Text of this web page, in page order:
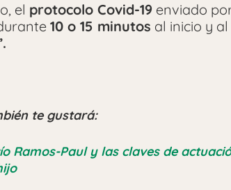
el protocolo Covid-19 enviado
10 o 15 minutos al inicio y
te gustará:
Ramos-Paul y las claves de